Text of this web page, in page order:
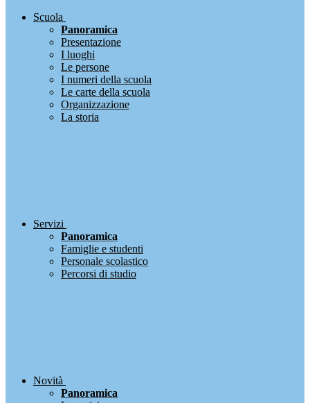
Scuola
Panoramica
Presentazione
I luoghi
Le persone
I numeri della scuola
Le carte della scuola
Organizzazione
La storia
Servizi
Panoramica
Famiglie e studenti
Personale scolastico
Percorsi di studio
Novità
Panoramica